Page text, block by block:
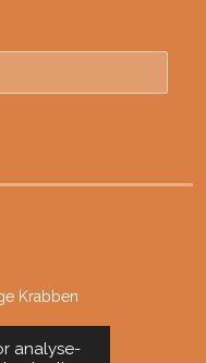
analyse-
Krabben